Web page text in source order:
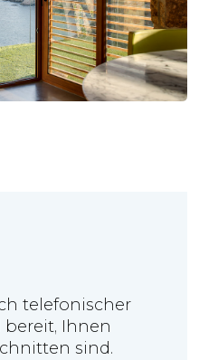
telefonischer
Ihnen
sind.